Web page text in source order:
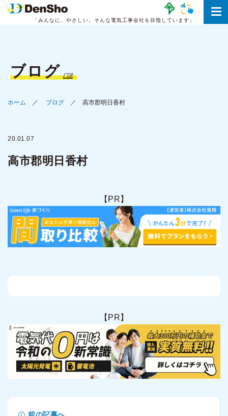
「みんなに、やさしい。 そんな電気工事会社を目指しています」
ブログ
ホーム ブログ 高市郡明日香村
20.01.07
高市郡明日香村
【PR】
【PR】